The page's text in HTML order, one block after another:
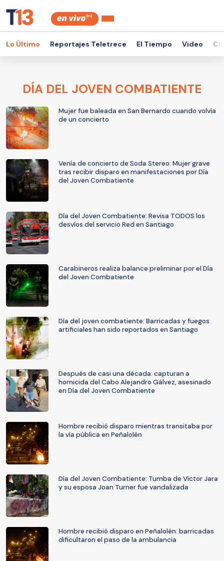
Lo Último Reportajes Teletrece El Tiempo Video
DÍA DEL JOVEN COMBATIENTE
Mujer fue baleada en San Bernardo cuando volvía
de un concierto
Venía de concierto de Soda Stereo: Mujer grave
tras recibir disparo en manifestaciones por Día
del Joven Combatiente
Día del Joven Combatiente: Revisa TODOS los
desvíos del servicio Red en Santiago
Carabineros realiza balance preliminar por el Día
del Joven Combatiente
Día del joven combatiente: Barricadas y fuegos
artificiales han sido reportados en Santiago
Después de casi una década: capturan a
homicida del Cabo Alejandro Gálvez, asesinado
en Día del Joven Combatiente
Hombre recibió disparo mientras transitaba por
la vía pública en Peñalolén
Día del Joven Combatiente: Tumba de Víctor Jara
y su esposa Joan Turner fue vandalizada
Hombre recibió disparo en Peñalolén: barricadas
dificultaron el paso de la ambulancia